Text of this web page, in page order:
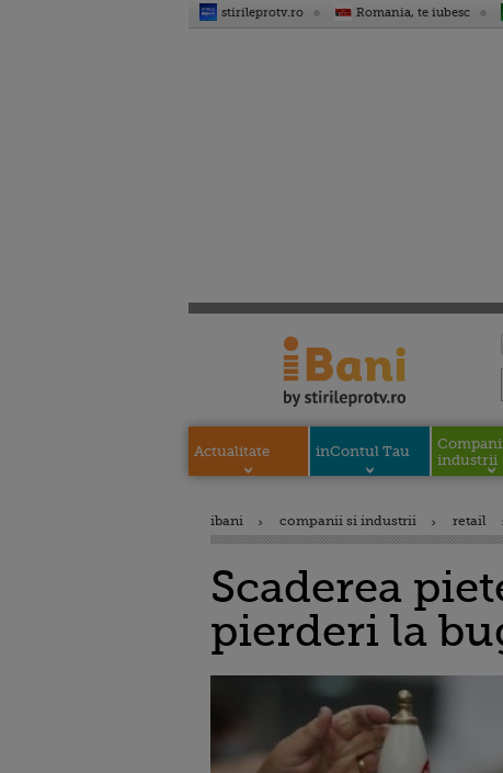
stirileprotv.ro Romania, te iubesc
Actualitate inContul Tau
industrii
ibani companii si industrii retail
Scaderea
pierderi la